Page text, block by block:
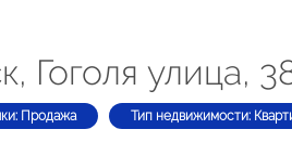
Гоголя улица,
Продажа Тип недвижимости: